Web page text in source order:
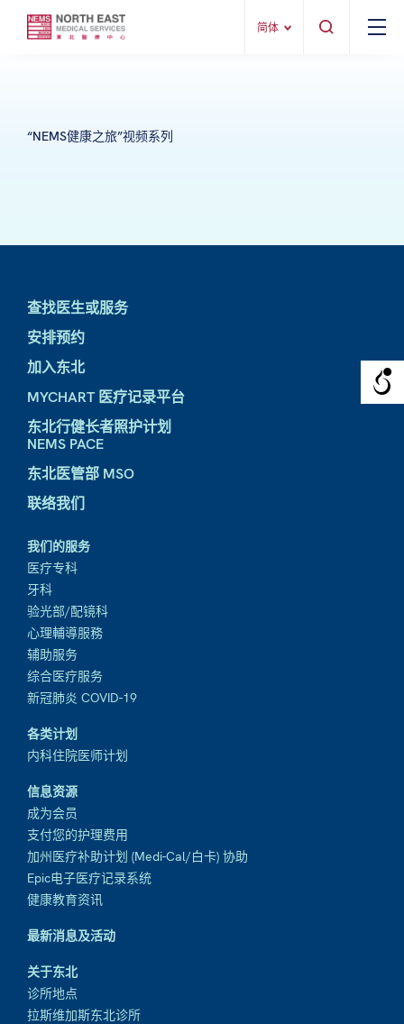
简体
“NEMS健康之旅”视频系列
查找医生或服务
安排预约
加入东北
MYCHART 医疗记录平台
东北行健长者照护计划
NEMS PACE
东北医管部 MSO
联络我们
我们的服务
医疗专科
牙科
验光部/配镜科
心理輔導服務
辅助服务
综合医疗服务
新冠肺炎 COVID-19
各类计划
内科住院医师计划
信息资源
成为会员
支付您的护理费用
加州医疗补助计划 (Medi-Cal/白卡) 协助
Epic电子医疗记录系统
健康教育资讯
最新消息及活动
关于东北
诊所地点
拉斯维加斯东北诊所